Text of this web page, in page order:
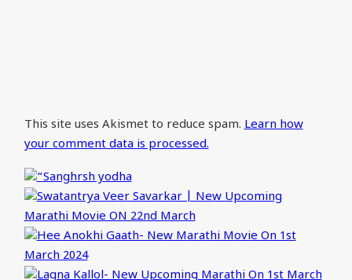
This site uses Akismet to reduce spam. Learn how
your comment data is processed.